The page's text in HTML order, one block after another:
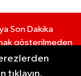
Son Dakika
gösterilmeden
tıklayın.